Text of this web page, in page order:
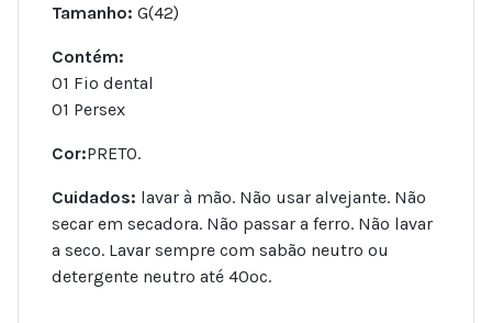
Tamanho: G(42)
Contém:
01 Fio dental
01 Persex
Cor:PRETO.
Cuidados: lavar à mão. Não usar alvejante. Não
secar em secadora. Não passar a ferro. Não lavar
a seco. Lavar sempre com sabão neutro ou
detergente neutro até 40ºc.